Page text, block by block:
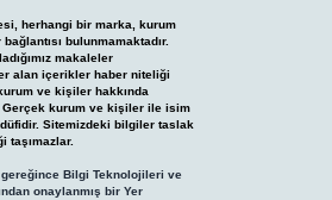
herhangi bir marka, kurum
bulunmamaktadır.
makaleler
alan içerikler haber niteliği
ve kişiler hakkında
Gerçek kurum ve kişiler ile isim
Sitemizdeki bilgiler taslak
taşımazlar.
gereğince Bilgi Teknolojileri ve
onaylanmış bir Yer